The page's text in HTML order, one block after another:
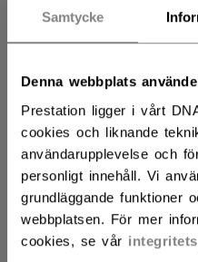
Samtycke
Denna webbplats
Prestation ligger i vårt
cookies och liknande
användarupplevelse och
personligt innehåll. Vi
grundläggande funktioner
webbplatsen. För mer
cookies, se vår
OSFA
ANTAL
LÄGG I VARUKORG
HITTA I BUTIK
Leveransvillkor